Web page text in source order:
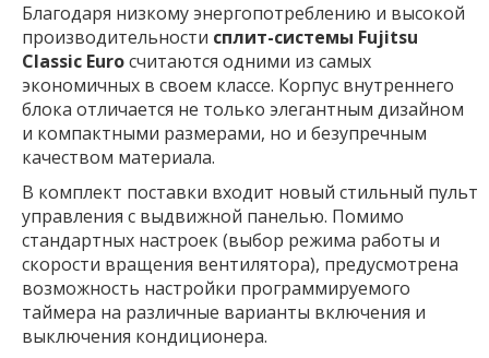
Благодаря низкому энергопотреблению и высокой
производительности сплит-системы Fujitsu
Classic Euroсчитаются одними из самых
экономичных в своем классе. Корпус внутреннего
блока отличается не только элегантным дизайном
и компактными размерами, но и безупречным
качеством материала.
В комплект поставки входит новый стильный пульт
управления с выдвижной панелью. Помимо
стандартных настроек (выбор режима работы и
скорости вращения вентилятора), предусмотрена
возможность настройки программируемого
таймера на различные варианты включения и
выключения кондиционера.